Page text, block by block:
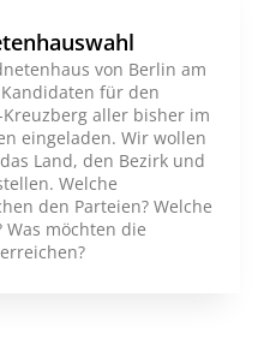
von Berlin am
für den
aller bisher im
eingeladen. Wir wollen
Land, den Bezirk und
Welche
den Parteien? Welche
Was möchten die